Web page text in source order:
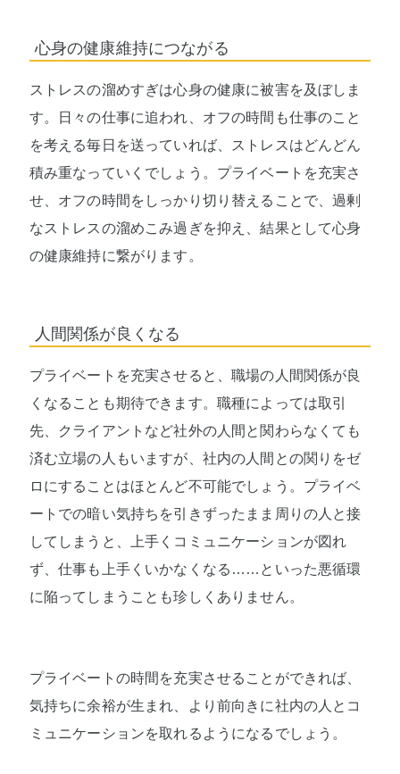
心身の健康維持につながる
ストレスの溜めすぎは心身の健康に被害を及ぼしま
す。日々の仕事に追われ、オフの時間も仕事のこと
を考える毎日を送っていれば、ストレスはどんどん
積み重なっていくでしょう。プライベートを充実さ
せ、オフの時間をしっかり切り替えることで、過剰
なストレスの溜めこみ過ぎを抑え、結果として心身
の健康維持に繋がります。
人間関係が良くなる
プライベートを充実させると、職場の人間関係が良
くなることも期待できます。職種によっては取引
先、クライアントなど社外の人間と関わらなくても
済む立場の人もいますが、社内の人間との関りをゼ
ロにすることはほとんど不可能でしょう。プライベ
ートでの暗い気持ちを引きずったまま周りの人と接
してしまうと、上手くコミュニケーションが図れ
ず、仕事も上手くいかなくなる……といった悪循環
に陥ってしまうことも珍しくありません。
プライベートの時間を充実させることができれば、
気持ちに余裕が生まれ、より前向きに社内の人とコ
ミュニケーションを取れるようになるでしょう。